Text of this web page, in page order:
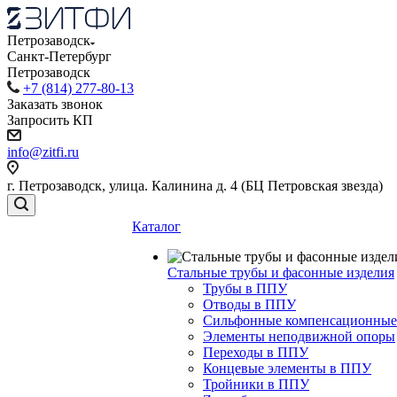
Петрозаводск
Санкт-Петербург
Петрозаводск
+7 (814) 277-80-13
Заказать звонок
Запросить КП
info@zitfi.ru
г. Петрозаводск, улица. Калинина д. 4 (БЦ Петровская звезда)
Каталог
Стальные трубы и фасонные изделия
Трубы в ППУ
Отводы в ППУ
Сильфонные
Элементы неподвижной опоры
Переходы в ППУ
Концевые элементы в ППУ
Тройники в ППУ